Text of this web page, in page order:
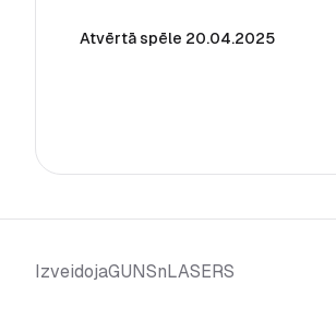
Atvērtā spēle 20.04.2025
IzveidojaGUNSnLASERS